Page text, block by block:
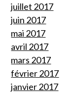
juillet 2017
juin 2017
mai 2017
avril 2017
mars 2017
février 2017
janvier 2017